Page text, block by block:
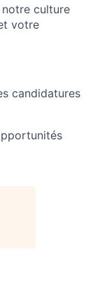
notre culture
votre
candidatures